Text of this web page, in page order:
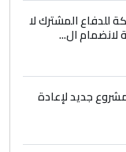
للدفاع المشترك لا
ال...
جديد لإعادة